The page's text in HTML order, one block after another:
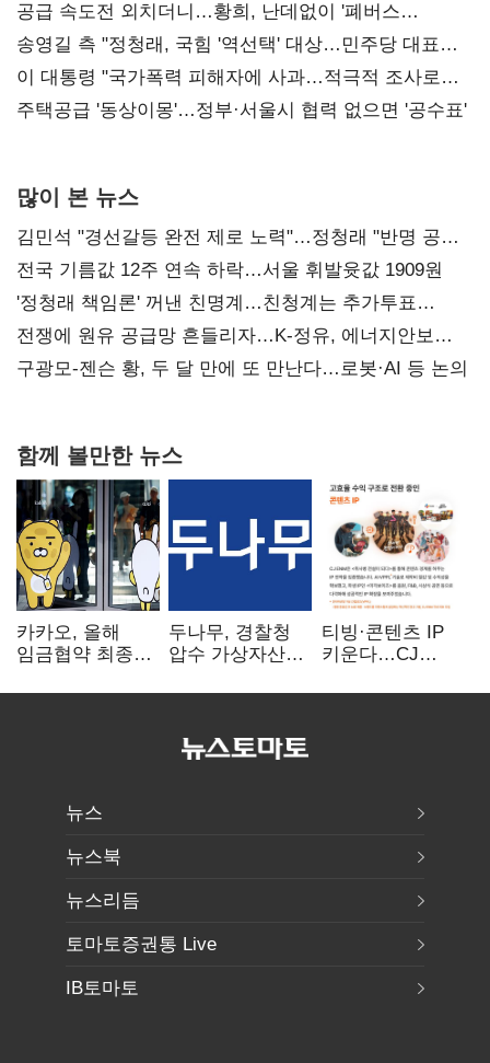
사과부터"
공급 속도전 외치더니…황희, 난데없이 '폐버스
리모델링' 제안
송영길 측 "정청래, 국힘 '역선택' 대상…민주당 대표로
총선 지휘 못해"
이 대통령 "국가폭력 피해자에 사과…적극적 조사로
진실 밝혀야"
주택공급 '동상이몽'…정부·서울시 협력 없으면 '공수표'
많이 본 뉴스
김민석 "경선갈등 완전 제로 노력"…정청래 "반명 공세
사과부터"
전국 기름값 12주 연속 하락…서울 휘발윳값 1909원
'정청래 책임론' 꺼낸 친명계…친청계는 추가투표
때리기
전쟁에 원유 공급망 흔들리자…K-정유, 에너지안보
핵심으로 재부상
구광모-젠슨 황, 두 달 만에 또 만난다…로봇·AI 등 논의
함께 볼만한 뉴스
카카오, 올해
임금협약 최종
인상·격려금
두나무, 경찰청
압수 가상자산
커스터디 사업
티빙·콘텐츠 IP
키운다…CJ
글로벌 확장 가속
뉴스
뉴스북
뉴스리듬
토마토증권통 Live
IB토마토